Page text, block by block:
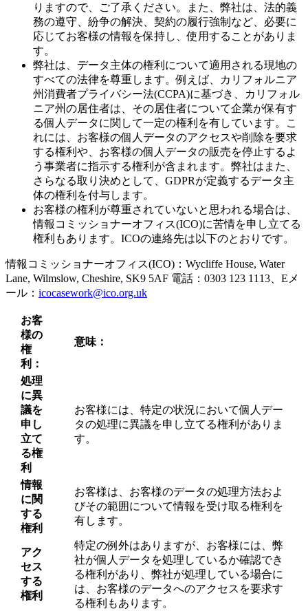
りますので、ご了承ください。また、弊社は、法的義
務の遵守、紛争の解決、契約の履行強制など、必要に
応じてお客様の情報を保持し、使用することがありま
す。
弊社は、データ主体の権利について適用される現地の
すべての法律を尊重します。例えば、カリフォルニア
州消費者プライバシー法(CCPA)に基づき、カリフォル
ニア州の居住者は、その居住者について企業が保有す
る個人データに関して一定の権利を有しています。こ
れには、お客様の個人データのアクセスや削除を要求
する権利や、お客様の個人データの販売を停止するよ
う事業者に指示する権利が含まれます。弊社はまた、
さらなる取り決めとして、GDPRが定義するデータ主
体の権利を付与します。
お客様の権利が尊重されていないと思われる場合は、
情報コミッショナーオフィス(ICO)に苦情を申し立てる
権利もあります。ICOの連絡先は以下のとおりです。
情報コミッショナーオフィス(ICO)：Wycliffe House, Water
Lane, Wilmslow, Cheshire, SK9 5AF 電話：0303 123 1113、Eメ
ール： icocasework@ico.org.uk
お客
様の
権
利：
意味：
処理
に異
議を
申し
立て
る権
利
お客様には、特定の状況において個人デー
タの処理に異議を申し立てる権利がありま
す。
情報
に関
する
権利
お客様は、お客様のデータの処理方法およ
びその範囲について情報を受け取る権利を
有します。
アク
セス
する
権利
特定の例外はありますが、お客様には、弊
社が個人データを処理しているか確認でき
る権利があり、弊社が処理している場合に
は、お客様のデータへのアクセスを要求す
る権利もあります。